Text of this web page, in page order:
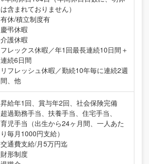
は含まれておりません）
有休/積立制度有
慶弔休暇
介護休暇
フレックス休暇／年1回最長連続10日間＋
連続6日間
リフレッシュ休暇／勤続10年毎に連続2週
間、他
昇給年1回、賞与年2回、社会保険完備
超過勤務手当、扶養手当、住宅手当、
育児手当（出生から24ヶ月間、一人あた
り毎月1000円支給）
交通費支給/月5万円迄
財形制度